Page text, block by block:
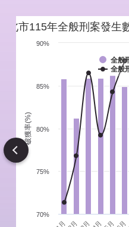
警政性別統計
警政統計通報
警政統計懶人包
破獲率(%)
北市115年全般刑案發生
全般
全般
70%
75%
80%
85%
90%